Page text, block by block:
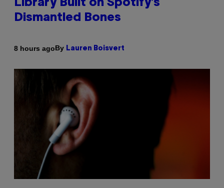
Library Built on Spotify’s
Dismantled Bones
8 hours agoBy Lauren Boisvert